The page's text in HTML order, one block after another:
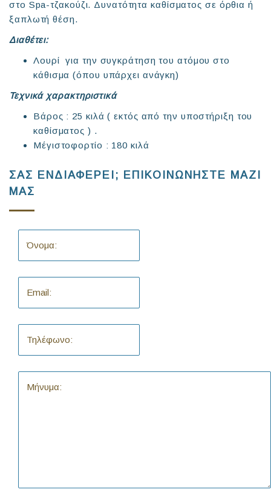
στο Spa-τζακούζι. Δυνατότητα καθίσματος σε όρθια ή
ξαπλωτή θέση.
Διαθέτει:
Λουρί για την συγκράτηση του ατόμου στο
κάθισμα (όπου υπάρχει ανάγκη)
Τεχνικά χαρακτηριστικά
Βάρος : 25 κιλά ( εκτός από την υποστήριξη του
καθίσματος ) .
Μέγιστοφορτίο : 180 κιλά
ΣΑΣ ΕΝΔΙΑΦΕΡΕΙ; ΕΠΙΚΟΙΝΩΝΗΣΤΕ ΜΑΖΙ
ΜΑΣ